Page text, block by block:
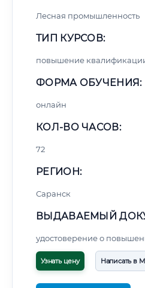
Лесная промышленность
ТИП КУРСОВ:
повышение
ФОРМА ОБУЧЕНИЯ:
онлайн
КОЛ-ВО ЧАСОВ:
72
РЕГИОН:
Саранск
ВЫДАВАЕМЫЙ
удостоверение о
Узнать цену Написать в